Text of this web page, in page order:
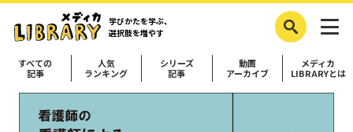
学びかたを学ぶ、
選択肢を増やす
すべての
記事
人気
ランキング
シリーズ
記事
動画
アーカイブ
メディカ
LIBRARYとは